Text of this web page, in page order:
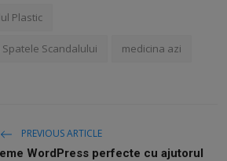
Plastic
Scandalului medicina azi
PREVIOUS ARTICLE
WordPress perfecte cu ajutorul